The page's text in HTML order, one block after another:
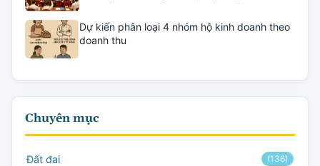
Dự kiến phân loại 4 nhóm hộ kinh doanh theo
doanh thu
Chuyên mục
Đất đai (136)